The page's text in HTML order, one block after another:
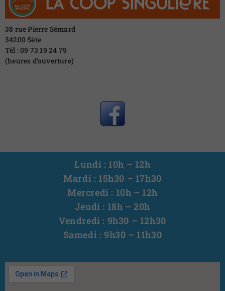
38 rue Pierre Sémard
34200 Sète
Tél : 09 73 19 24 79
(heures d’ouverture)
Lundi : 10h – 12h
Mardi : 15h30 – 17h30
Mercredi : 10h – 12h
Jeudi : 18h – 20h
Vendredi : 9h30 – 12h30
Samedi : 9h30 – 11h30